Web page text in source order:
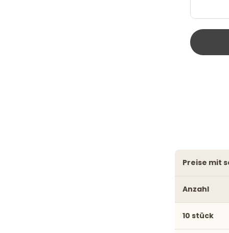
preise mit
Anzahl
10 stück